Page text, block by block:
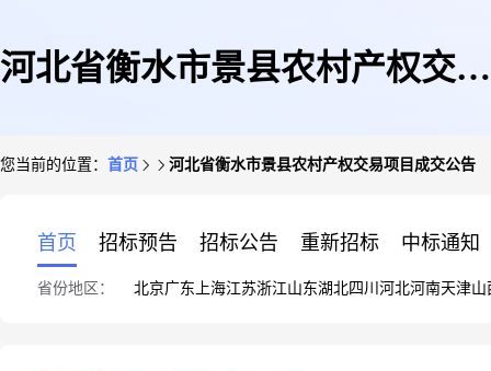
河北省衡水市景县农村产权交易
您当前的位置： 首页 河北省衡水市景县农村产权交易项目成交公告
首页 招标预告 招标公告 重新招标 中标通知
省份地区： 北京广东 上海江苏浙江山东湖北四川 河北河南天津山